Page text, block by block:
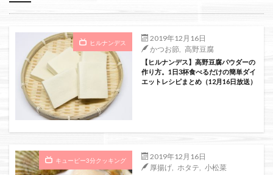
ヒルナンデス
2019年12月16日
かつお節
高野豆腐
【ヒルナンデス】高野豆腐パウダーの
作り方。1日3杯食べるだけの簡単ダイ
エットレシピまとめ（12月16日放送）
キューピー3分クッキング
2019年12月16日
厚揚げ
ホタテ 小松菜
/home/xs111inc/wadai.info/public_html/wp-content/themes/the-
thor-child/searchform-refine.php on line41